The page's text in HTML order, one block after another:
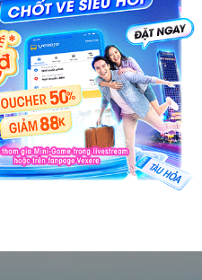
cao, 5000+ tuyến
vụ thuê xe máy, xe du
Ứng dụng hiển thị
người dùng so sánh
chóng và phù hợp nhất.
Tải ứng dụng